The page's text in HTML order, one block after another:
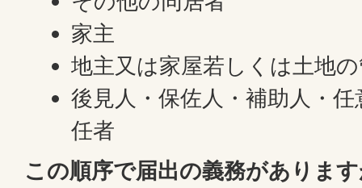
家主
地主又は家屋若しくは土地
後見人・保佐人・補助人・
任者
この順序で届出の義務がありま